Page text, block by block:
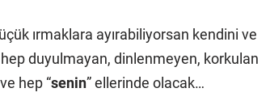
ırmaklara ayırabiliyorsan kendini ve
duyulmayan, dinlenmeyen, korkulan
hep “senin” ellerinde olacak…